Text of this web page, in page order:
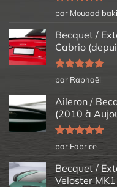
Note5sur
5
par Mouaad
Becquet /
Cabrio
Note5sur
5
par Raphaël
Aileron /
(2010 à
Note5sur
5
par Fabrice
Becquet /
Veloster